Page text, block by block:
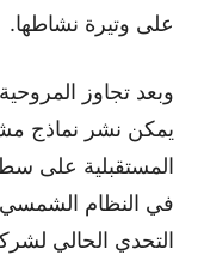
على وتيرة نشاطها.
وبعد تجاوز
يمكن نشر نماذج
المستقبلية على
في النظام